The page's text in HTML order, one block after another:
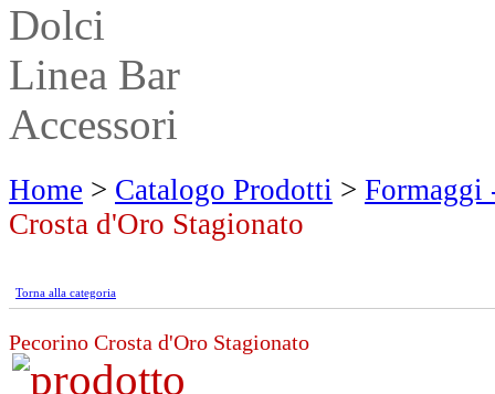
Dolci
Linea Bar
Accessori
Home > Catalogo Prodotti > Formaggi
Crosta d'Oro Stagionato
Torna alla categoria
Pecorino Crosta d'Oro Stagionato